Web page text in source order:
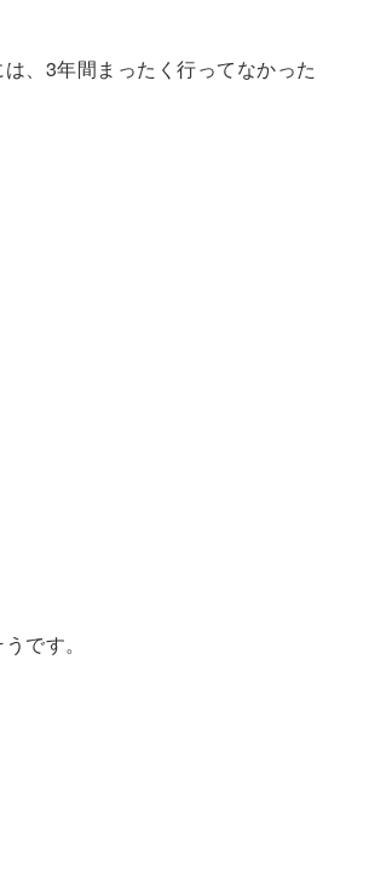
、3年間まったく行ってなかった
です。